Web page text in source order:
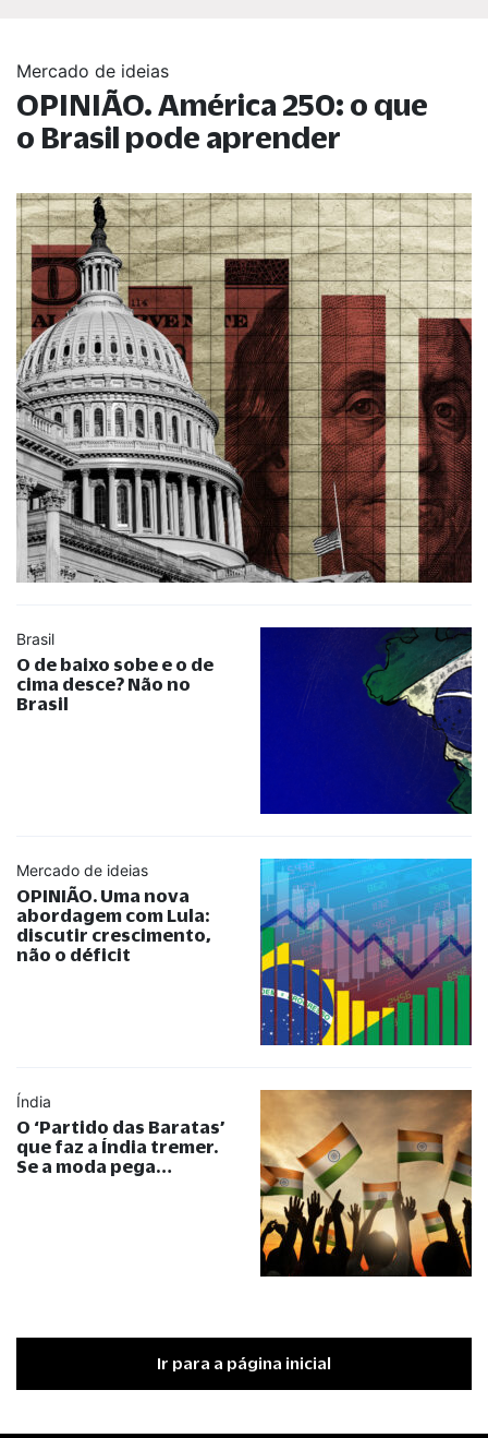
Mercado de ideias
OPINIÃO. América 250: o que
o Brasil pode aprender
Brasil
O de baixo sobe e o de
cima desce? Não no
Brasil
Mercado de ideias
OPINIÃO. Uma nova
abordagem com Lula:
discutir crescimento,
não o déficit
Índia
O ‘Partido das Baratas’
que faz a Índia tremer.
Se a moda pega…
Ir para a página inicial